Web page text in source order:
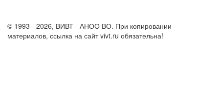
© 1993 - 2026, ВИВТ - АНОО ВО. При копировании
материалов, ссылка на сайт vivt.ru обязательна!